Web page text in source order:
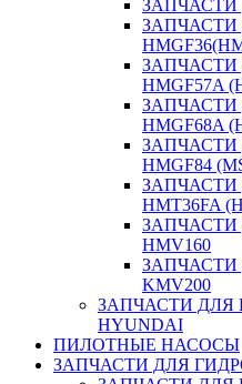
ЗАПЧАСТИ
ЗАПЧАСТИ
ЗАПЧАСТИ
HMGF57A
ЗАПЧАСТИ
HMGF68A
ЗАПЧАСТИ
HMGF84
ЗАПЧАСТИ
HMT36FA
ЗАПЧАСТИ
HMV160
ЗАПЧАСТИ
KMV200
ЗАПЧАСТИ ДЛЯ
HYUNDAI
ПИЛОТНЫЕ НАСОСЫ
ЗАПЧАСТИ ДЛЯ